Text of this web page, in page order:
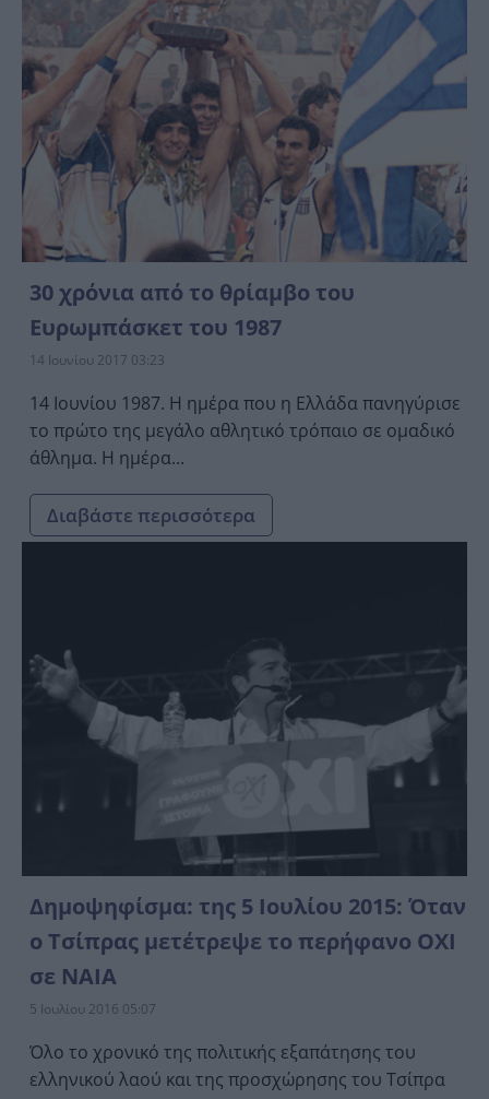
30 χρόνια από το θρίαμβο του
Ευρωμπάσκετ του 1987
14 Ιουνίου 2017 03:23
14 Ιουνίου 1987. Η ημέρα που η Ελλάδα πανηγύρισε
το πρώτο της μεγάλο αθλητικό τρόπαιο σε ομαδικό
άθλημα. Η ημέρα...
Διαβάστε περισσότερα
Δημοψηφίσμα: της 5 Ιουλίου 2015: Όταν
ο Τσίπρας μετέτρεψε το περήφανο ΟΧΙ
σε ΝΑΙΑ
5 Ιουλίου 2016 05:07
Όλο το χρονικό της πολιτικής εξαπάτησης του
ελληνικού λαού και της προσχώρησης του Τσίπρα